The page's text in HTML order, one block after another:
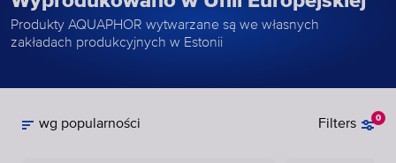
Produkty AQUAPHOR wytwarzane są we własnych
zakładach produkcyjnych w Estonii
Filters 0
wg popularności